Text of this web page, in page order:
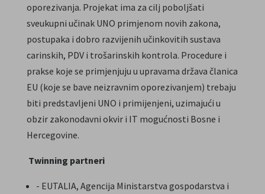
oporezivanja. Projekat ima za cilj poboljšati
sveukupni učinak UNO primjenom novih zakona,
postupaka i dobro razvijenih učinkovitih sustava
carinskih, PDV i trošarinskih kontrola. Procedure i
prakse koje se primjenjuju u upravama država članica
EU (koje se bave neizravnim oporezivanjem) trebaju
biti predstavljeni UNO i primijenjeni, uzimajući u
obzir zakonodavni okvir i IT mogućnosti Bosne i
Hercegovine.
Twinning partneri
- EUTALIA, Agencija Ministarstva gospodarstva i